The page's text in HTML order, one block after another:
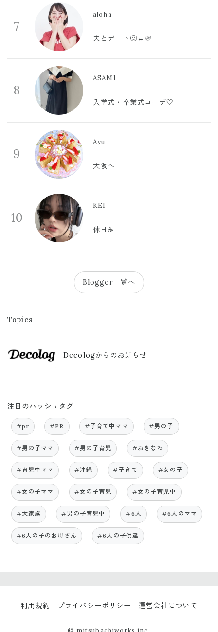
7
aloha
夫とデート🙂‍↔️🩷
8
ASAMI
入学式・卒業式コーデ🤍
9
Ayu
大阪へ
10
KEI
休日☕️
Blogger一覧へ
Topics
Decologからのお知らせ
注目のハッシュタグ
#pr #PR #子育て中ママ #男の子
#男の子ママ #男の子育児 #おきなわ
#育児中ママ #沖縄 #子育て #女の子
#女の子ママ #女の子育児 #女の子育児中
#大家族 #男の子育児中 #6人 #6人のママ
#6人の子のお母さん #6人の子供達
利用規約 プライバシーポリシー 運営会社について
© mitsubachiworks inc.